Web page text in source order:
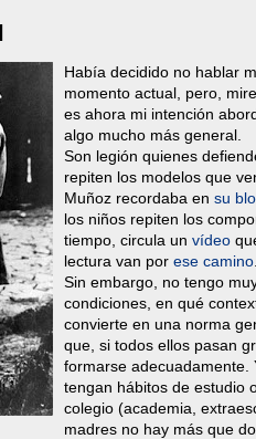
Había decidido no hablar
momento actual, pero,
es ahora mi intención
algo mucho más general.
Son legión quienes
repiten los modelos que
Muñoz recordaba en su
los niños repiten los
tiempo, circula un vídeo
lectura van por ese camino
Sin embargo, no tengo
condiciones, en qué
convierte en una norma
que, si todos ellos pasan
formarse adecuadamente.
tengan hábitos de estudio
colegio (academia,
madres no hay más que